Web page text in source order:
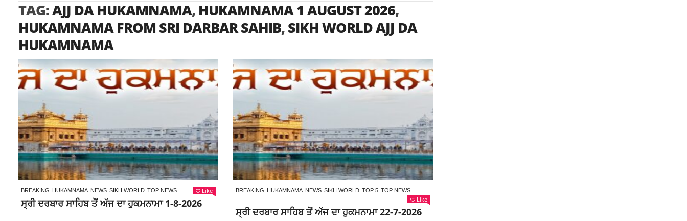
TAG:AJJ DA HUKAMNAMA, HUKAMNAMA 1 AUGUST 2026,
HUKAMNAMA FROM SRI DARBAR SAHIB,SIKH WORLD AJJ DA
HUKAMNAMA
BREAKING HUKAMNAMA NEWS SIKH WORLD TOP NEWS Like
ਸ੍ਰੀ ਦਰਬਾਰ ਸਾਹਿਬ ਤੋਂ ਅੱਜ ਦਾ ਹੁਕਮਨਾਮਾ 1-8-2026
BREAKING HUKAMNAMA NEWS SIKH WORLD TOP 5 TOP NEWS
Like
ਸ੍ਰੀ ਦਰਬਾਰ ਸਾਹਿਬ ਤੋਂ ਅੱਜ ਦਾ ਹੁਕਮਨਾਮਾ 22-7-2026